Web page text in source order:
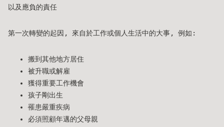
以及應負的責任
第一次轉變的起因, 來自於工作或個人生活中的大事, 例如:
搬到其他地方居住
被升職或解雇
獲得重要工作機會
孩子剛出生
罹患嚴重疾病
必須照顧年邁的父母親